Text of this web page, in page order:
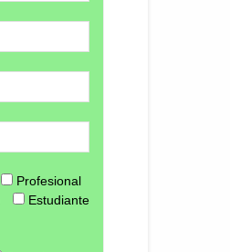
Profesional
Estudiante